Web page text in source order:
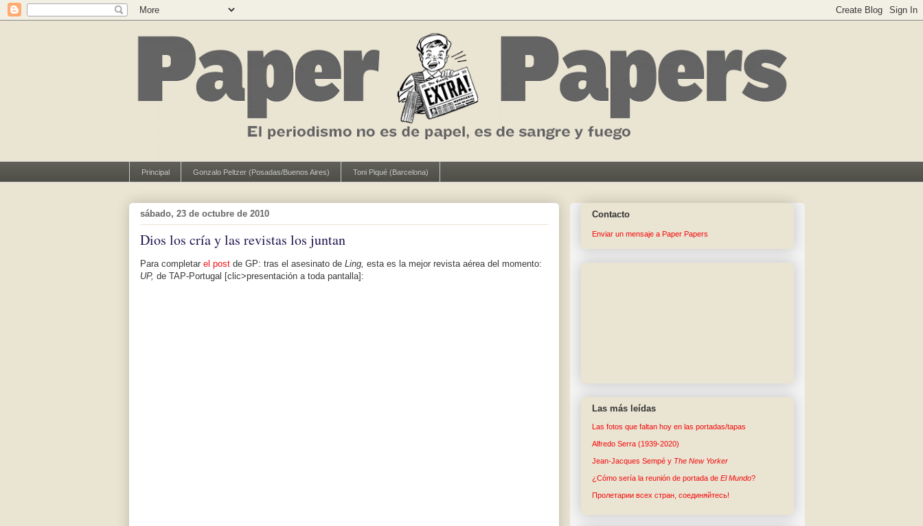
Principal Gonzalo Peltzer (Posadas/Buenos Aires) Toni Piqué (Barcelona)
sábado, 23 de octubre de 2010
Dios los cría y las revistas los juntan
Para completar el post de GP: tras el asesinato de Ling, esta es la mejor revista aérea del momento:
UP, de TAP-Portugal [clic>presentación a toda pantalla]:
Contacto
Enviar un mensaje a Paper Papers
Las más leídas
Las fotos que faltan hoy en las portadas/tapas
Alfredo Serra (1939-2020)
Jean-Jacques Sempé y The New Yorker
¿Cómo sería la reunión de portada de El Mundo?
Пролетарии всех стран, соединяйтесь!